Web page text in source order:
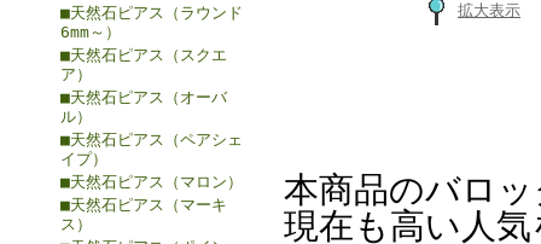
■天然石ピアス（ラウンド
6mm～）
■天然石ピアス（スクエ
ア）
■天然石ピアス（オーバ
ル）
■天然石ピアス（ペアシェ
イプ）
■天然石ピアス（マロン）
■天然石ピアス（マーキ
ス）
拡大表示
本商品のバロ
現在も高い人